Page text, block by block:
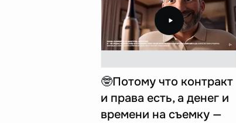
🤓Потому что контракт
и права есть, а денег и
времени на съемку —